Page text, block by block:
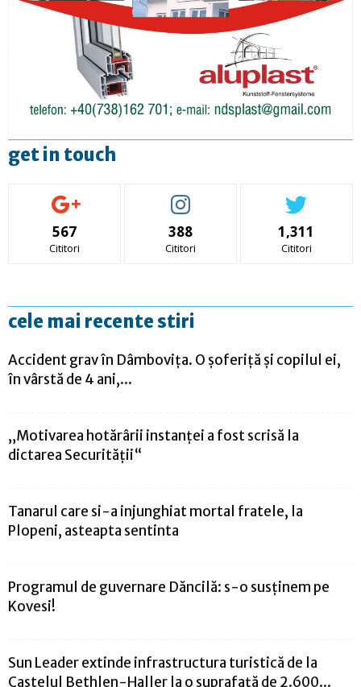
get in touch
567
Cititori
388
Cititori
1,311
Cititori
cele mai recente stiri
Accident grav în Dâmbovița. O șoferiță și copilul ei,
în vârstă de 4 ani,...
„Motivarea hotărârii instanței a fost scrisă la
dictarea Securității“
Tanarul care si-a injunghiat mortal fratele, la
Plopeni, asteapta sentinta
Programul de guvernare Dăncilă: s-o susținem pe
Kovesi!
Sun Leader extinde infrastructura turistică de la
Castelul Bethlen-Haller la o suprafață de 2.600...